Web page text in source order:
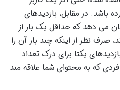
باشد. در مقابل، بازدیدهای
می دهد که حداقل یک بار از
صرف نظر از اینکه چند بار آن را
یکتا برای درک تعداد
که به محتوای شما علاقه مند